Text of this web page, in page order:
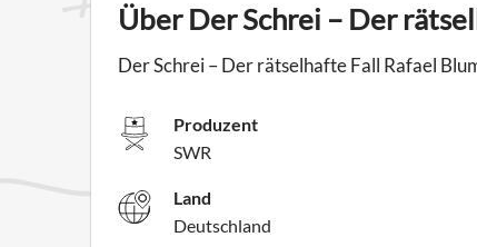
Über Der Schrei – Der
Der Schrei – Der rätselhafte Fall Rafael
Produzent
SWR
Land
Deutschland